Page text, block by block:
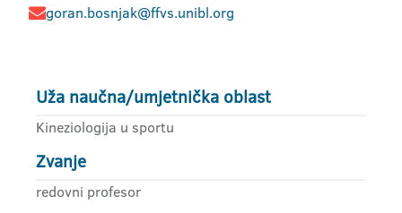
goran.bosnjak@ffvs.unibl.org
Uža naučna/umjetnička oblast
Kineziologija u sportu
Zvanje
redovni profesor